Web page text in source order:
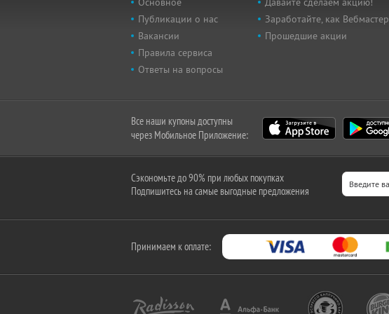
Публикации о нас
Вакансии
Правила сервиса
Ответы на вопросы
Заработайте, как Вебмастер
Прошедшие акции
Все наши купоны доступны
через Мобильное Приложение:
Сэкономьте до 90% при любых покупках
Подпишитесь на самые выгодные предложения
Принимаем к оплате: